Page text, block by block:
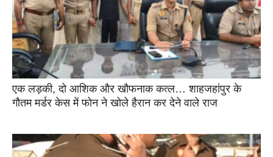
एक लड़की, दो आशिक और खौफनाक कत्ल… शाहजहांपुर के
गौतम मर्डर केस में फोन ने खोले हैरान कर देने वाले राज